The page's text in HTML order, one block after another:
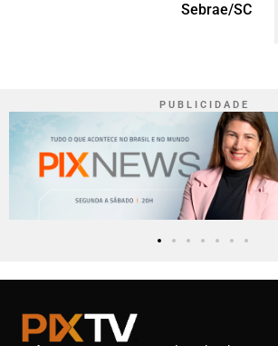
Sebrae/SC
P U B L I C I D A D E